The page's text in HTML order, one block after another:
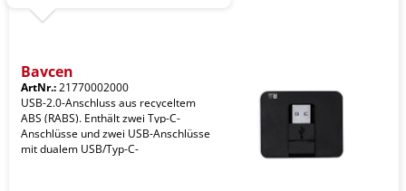
Baycen
ArtNr.:21770002000
USB-2.0-Anschluss aus recyceltem
ABS (RABS). Enthält zwei Typ-C-
Anschlüsse und zwei USB-Anschlüsse
mit dualem USB/Typ-C-